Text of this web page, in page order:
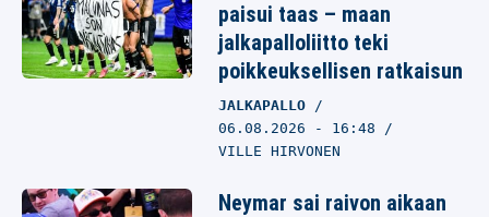
paisui taas – maan
jalkapalloliitto teki
poikkeuksellisen ratkaisun
JALKAPALLO
06.08.2026 - 16:48
VILLE HIRVONEN
Neymar sai raivon aikaan